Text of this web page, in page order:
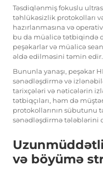
Təsdiqlənmiş fokuslu
təhlükəsizlik protokolları
hazırlanmasına və
bu da müalicə tətbiqində
peşəkarlar və müalicə
əldə edilməsini təmin edir.
Bununla yanaşı, peşəkar
sənədləşdirmə və
tarixçələri və nəticələrin
tətbiqçıları, həm də
protokollarının sübutunu
sənədləşdirmə tələblərini
və böyümə